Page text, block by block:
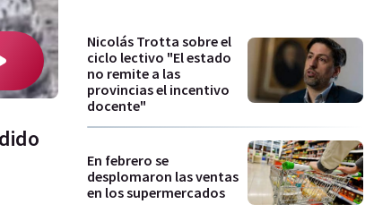
Nicolás Trotta sobre el
ciclo lectivo "El estado
no remite a las
provincias el incentivo
docente"
En febrero se
desplomaron las ventas
en los supermercados